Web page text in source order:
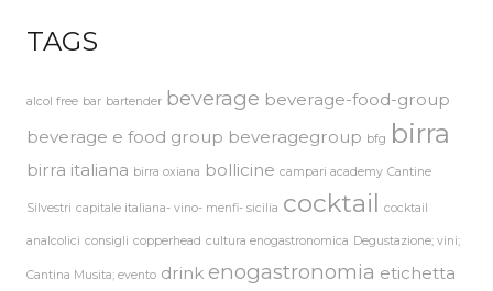
TAGS
alcol free bar bartender beverage beverage-food-group
beverage e food group beveragegroup bfg birra
birra italiana birra oxiana bollicine campari academy Cantine
Silvestri capitale italiana- vino- menfi- sicilia cocktail cocktail
analcolici consigli copperhead cultura enogastronomica Degustazione; vini;
Cantina Musita; evento drink enogastronomia etichetta